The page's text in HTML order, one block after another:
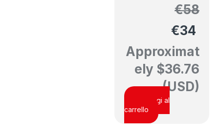
€58
€34
Approximat
ely $36.76
(USD)
Aggiungi al
carrello